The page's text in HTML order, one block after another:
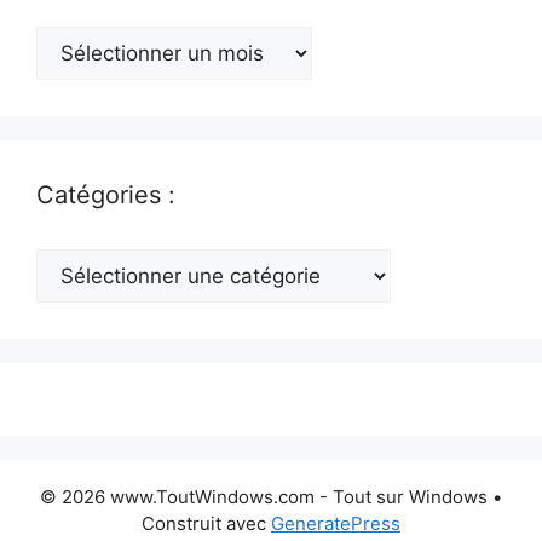
Archives
Catégories :
Catégories
© 2026 www.ToutWindows.com - Tout sur Windows •
Construit avec GeneratePress